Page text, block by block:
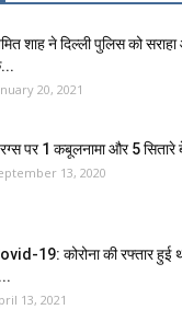
शाह ने दिल्ली पुलिस को
20, 2021
पर 1 कबूलनामा और 5 सितारे
13, 2020
19: कोरोना की रफ्तार हुई
13, 2021